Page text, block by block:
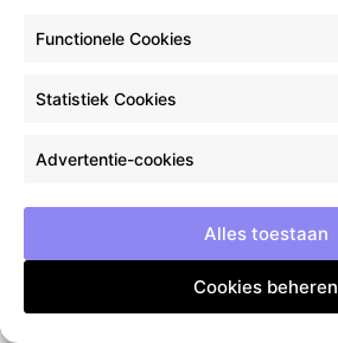
Functionele Cookies
Statistiek Cookies
Advertentie-cookies
Alles toestaan
Cookies beheren